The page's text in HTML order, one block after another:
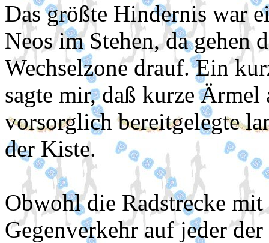
Das größte Hindernis war
Neos im Stehen, da gehen
Wechselzone drauf. Ein
sagte mir, daß kurze Ärmel
vorsorglich bereitgelegte
der Kiste.
Obwohl die Radstrecke
Gegenverkehr auf jeder